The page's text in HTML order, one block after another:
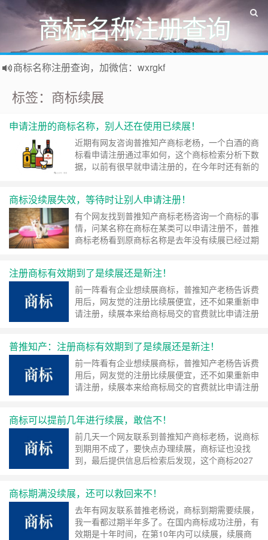
商标名称注册查询
商标名称注册查询，加微信：wxrgkf
标签：商标续展
申请注册的商标名称，别人还在使用已续展！
近期有网友咨询普推知产商标老杨，一个白酒的商
标看申请注册通过率如何，这个商标检索分析下数
据，以前有很早就申请注册的，在今年时还有新的
提高些通过，后面这个新申请的基本会就引用前面
注册的这个驳回，而且人家早期申请注册的，在近
年已经续展，而且普推知产老杨检索了下也发现有
网站……继续阅读 »
商标没续展失效，等待时让别人申请注册！
有个网友找到普推知产商标老杨咨询一个商标的事
情，问某名称在商标在某类可以申请注册不，普推
商标老杨看到原商标名称是去年没有续展已经过期
回。 图片 近年有些商标没有续展过期失效，这些
名称早期申请注册，有些是非常不错的名称，这个
网友说他在去年就发现这个商标名称没有续展，但
是一直……继续阅读 »
注册商标有效期到了是续展还是新注！
前一阵看有企业想续展商标，普推知产老杨告诉费
用后，网友觉的注册比续展便宜，还不如果重新申
请注册，续展本来给商标局交的官费就比申请注册
词，几年前还可以申请注册，比如“百年”几年前是
可以申请注册，现在基本会以误认驳回，含有“酱”
字的前几年也可以申请注册，现在在33类酒上面
基…… 继续阅读 »
普推知产：注册商标有效期到了是续展还是新注！
前一阵看有企业想续展商标，普推知产老杨告诉费
用后，网友觉的注册比续展便宜，还不如果重新申
请注册，续展本来给商标局交的官费就比申请注册
词，几年前还可以申请注册，比如“百年”几年前是
可以申请注册，现在基本会以误认驳回，含有“酱”
字的前几年也可以申请注册，现在在33类酒上面
基……继续阅读 »
商标可以提前几年进行续展，敢信不！
前几天一个网友联系到普推知产商标老杨，说商标
到期用不成了，要快点办理续展，商标证也没找
到，最后提供信息后检索后发现，这个商标2027
点续费，要不就用不成了，商标续展是指注册商标
所有人在有效期满前十二个月或者期满后六个月
内，依法办理商标续展或宽展手续，在第10年之
前续展……继续阅读 »
商标期满没续展，还可以救回来不！
去年有网友联系普推老杨说，商标到期需要续展，
我一看都过期半年多了。在国内商标成功注册，有
效期是十年时间，在第10年内可以续展，续展商